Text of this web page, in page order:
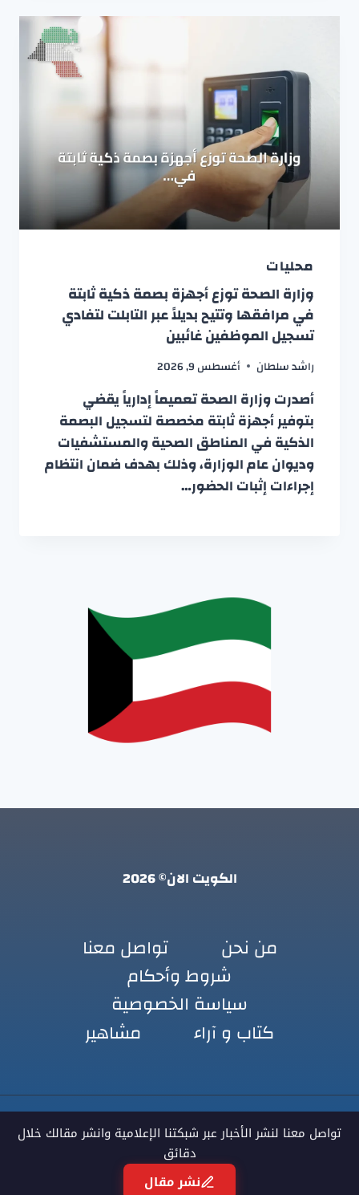
محليات
وزارة الصحة توزع أجهزة بصمة ذكية ثابتة
في مرافقها وتتيح بديلاً عبر التابلت لتفادي
تسجيل الموظفين غائبين
راشد سلطان أغسطس 9, 2026
أصدرت وزارة الصحة تعميماً إدارياً يقضي
بتوفير أجهزة ثابتة مخصصة لتسجيل البصمة
الذكية في المناطق الصحية والمستشفيات
وديوان عام الوزارة، وذلك بهدف ضمان انتظام
إجراءات إثبات الحضور…
الكويت الان© 2026
من نحن
تواصل معنا
شروط وأحكام
سياسة الخصوصية
كتاب و آراء
مشاهير
تواصل معنا لنشر الأخبار عبر شبكتنا الإعلامية وانشر مقالك خلال
دقائق
نشر مقال